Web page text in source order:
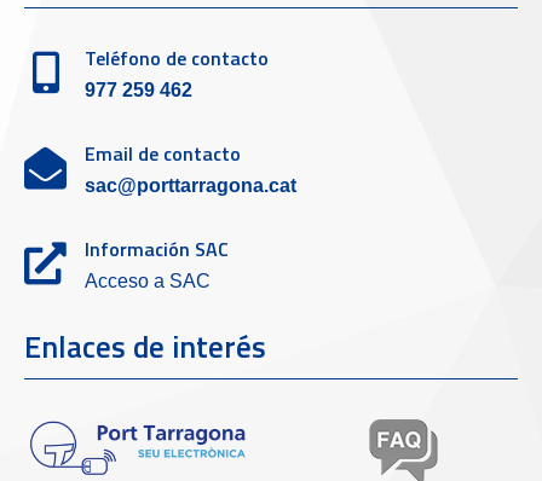
Teléfono de contacto
977 259 462
Email de contacto
sac@porttarragona.cat
Información SAC
Acceso a SAC
Enlaces de interés